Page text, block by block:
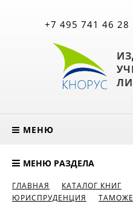
+7 495 741 46 28
МЕНЮ
МЕНЮ РАЗДЕЛА
ГЛАВНАЯ КАТАЛОГ КНИГ
ЮРИСПРУДЕНЦИЯ